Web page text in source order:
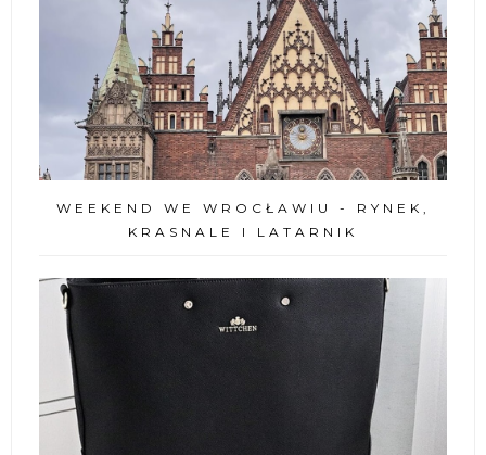
WEEKEND WE WROCŁAWIU - RYNEK,
KRASNALE I LATARNIK